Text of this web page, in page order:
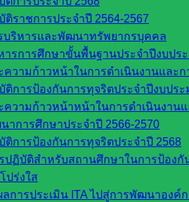
ติราชการประจำปี 2564-2567
บริหารและพัฒนาทรัพยากรบุคคล
ารการศึกษาขั้นพื้นฐานประจำปีงบปร
ความก้าวหน้าในการดำเนินงานและ
ติการป้องกันการทุจริตประจำปีงบปร
ความก้าวหน้าหน้าในการดำเนินงาน
าการศึกษาประจำปี 2566-2570
ติการป้องกันการทุจริตประจำปี 2568
ปฏิบัติสำหรับสถานศึกษาในการป้องกั
ปร่งใส
ลการประเมิน ITA ไปสู่การพัฒนาองค์
รส่วนจังหวัดสระแก้ว
หวัดสระแก้ว
.ส.ค. จังหวัดสระแก้ว
ขต 1
ขต 2
กัด สพป.สระแก้ว เขต 1
กัด สพป.สระแก้ว เขต 2
คสระแก้ว
วังน้ำเย็น